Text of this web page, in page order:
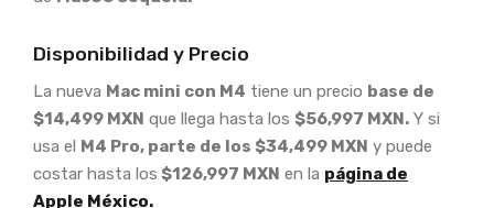
Disponibilidad y Precio
La nueva Mac mini con M4 tiene un precio base de
$14,499 MXN que llega hasta los $56,997 MXN. Y si
usa el M4 Pro, parte de los $34,499 MXN y puede
costar hasta los $126,997 MXN en la página de
Apple México.